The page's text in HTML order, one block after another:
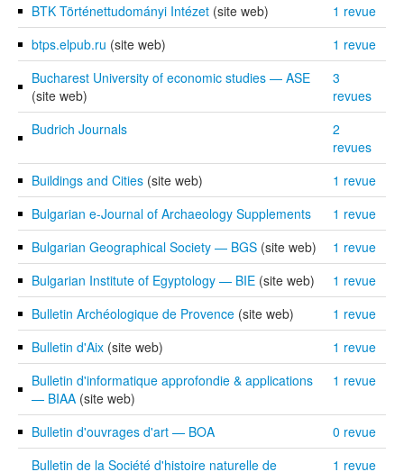
BTK Történettudományi Intézet(site web)
1 revue
btps.elpub.ru (site web)
1 revue
Bucharest University of economic studies — ASE
(site web)
3
revues
Budrich Journals
2
revues
Buildings and Cities(site web)
1 revue
Bulgarian e-Journal of Archaeology Supplements
1 revue
Bulgarian Geographical Society — BGS(site web)
1 revue
Bulgarian Institute of Egyptology — BIE(site web)
1 revue
Bulletin Archéologique de Provence(site web)
1 revue
Bulletin d'Aix(site web)
1 revue
Bulletin d'informatique approfondie & applications
— BIAA(site web)
1 revue
Bulletin d'ouvrages d'art — BOA
0 revue
Bulletin de la Société d'histoire naturelle de
1 revue